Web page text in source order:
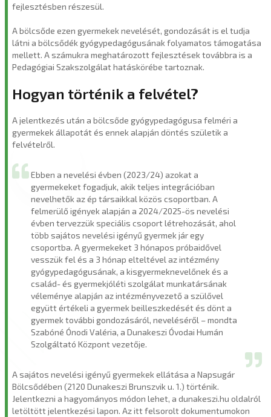
fejlesztésben részesül.
A bölcsőde ezen gyermekek nevelését, gondozását is el tudja
látni a bölcsődék gyógypedagógusának folyamatos támogatása
mellett. A számukra meghatározott fejlesztések továbbra is a
Pedagógiai Szakszolgálat hatáskörébe tartoznak.
Hogyan történik a felvétel?
A jelentkezés után a bölcsőde gyógypedagógusa felméri a
gyermekek állapotát és ennek alapján döntés születik a
felvételről.
Ebben a nevelési évben (2023/24) azokat a
gyermekeket fogadjuk, akik teljes integrációban
nevelhetők az ép társaikkal közös csoportban. A
felmerülő igények alapján a 2024/2025-ös nevelési
évben tervezzük speciális csoport létrehozását, ahol
több sajátos nevelési igényű gyermek jár egy
csoportba. A gyermekeket 3 hónapos próbaidővel
vesszük fel és a 3 hónap elteltével az intézmény
gyógypedagógusának, a kisgyermeknevelőnek és a
család- és gyermekjóléti szolgálat munkatársának
véleménye alapján az intézményvezető a szülővel
együtt értékeli a gyermek beilleszkedését és dönt a
gyermek további gondozásáról, neveléséről – mondta
Szabóné Ónodi Valéria, a Dunakeszi Óvodai Humán
Szolgáltató Központ vezetője.
A sajátos nevelési igényű gyermekek ellátása a Napsugár
Bölcsődében (2120 Dunakeszi Brunszvik u. 1.) történik.
Jelentkezni a hagyományos módon lehet, a dunakeszi.hu oldalról
letöltött jelentkezési lapon. Az itt felsorolt dokumentumokon